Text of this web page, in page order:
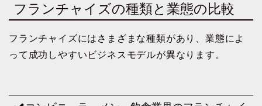
フランチャイズの種類と業態の比較
フランチャイズにはさまざまな種類があり、業態によ
って成功しやすいビジネスモデルが異なります。